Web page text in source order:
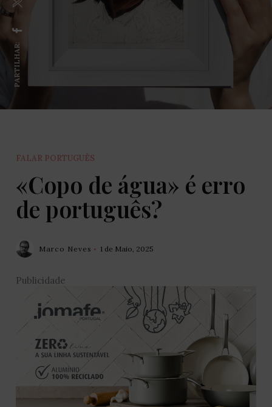
PARTILHAR:
FALAR PORTUGUÊS
«Copo de água» é erro
de português?
Marco Neves 1 de Maio, 2025
Publicidade